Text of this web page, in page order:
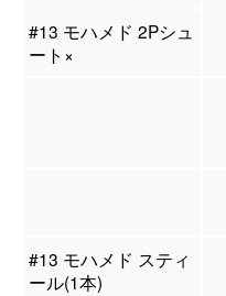
#13 モハメド 2Pシュ
ート×
#13 モハメド スティ
ール(1本)